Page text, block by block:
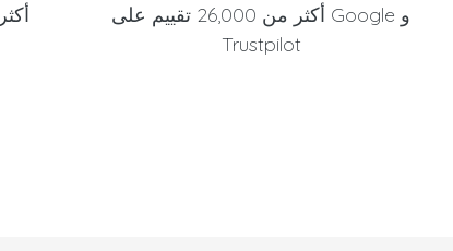
أكثر من 26,000 تقييم على Google و
Trustpilot